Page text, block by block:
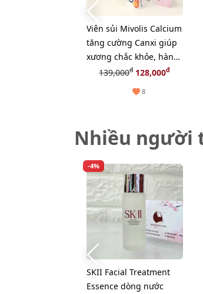
Viên sủi Mivolis Calcium
tăng cường Canxi giúp
xương chắc khỏe, hàng
nội địa Đức - 20 viên
139,000đ128,000đ
8
Nhiều người
-4%
SKII Facial Treatment
Essence dòng nước